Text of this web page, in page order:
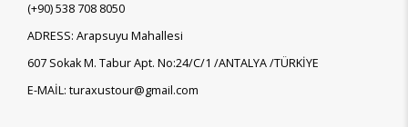
(+90)538 708 8050
ADRESS: Arapsuyu Mahallesi
607 Sokak M. Tabur Apt. No:24/C/1 /ANTALYA /TÜRKİYE
E-MAİL: turaxustour@gmail.com